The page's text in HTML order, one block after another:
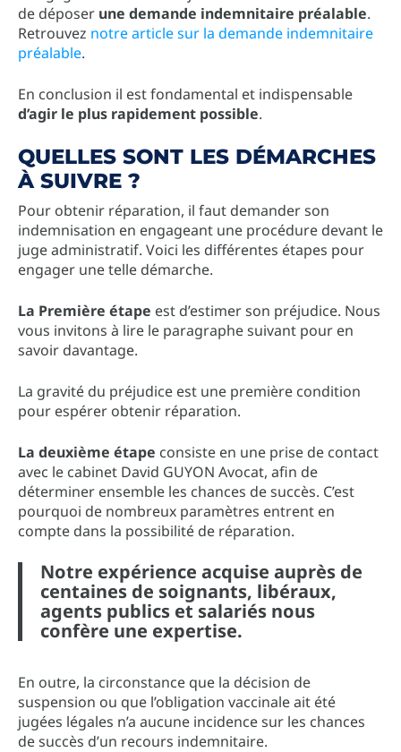
de déposer une demande indemnitaire préalable.
Retrouvez notre article sur la demande indemnitaire
préalable.
En conclusion il est fondamental et indispensable
d’agir le plus rapidement possible.
QUELLES SONT LES DÉMARCHES
À SUIVRE ?
Pour obtenir réparation, il faut demander son
indemnisation en engageant une procédure devant le
juge administratif. Voici les différentes étapes pour
engager une telle démarche.
La Première étape est d’estimer son préjudice. Nous
vous invitons à lire le paragraphe suivant pour en
savoir davantage.
La gravité du préjudice est une première condition
pour espérer obtenir réparation.
La deuxième étape consiste en une prise de contact
avec le cabinet David GUYON Avocat, afin de
déterminer ensemble les chances de succès. C’est
pourquoi de nombreux paramètres entrent en
compte dans la possibilité de réparation.
Notre expérience acquise auprès de
centaines de soignants, libéraux,
agents publics et salariés nous
confère une expertise.
En outre, la circonstance que la décision de
suspension ou que l’obligation vaccinale ait été
jugées légales n’a aucune incidence sur les chances
de succès d’un recours indemnitaire.